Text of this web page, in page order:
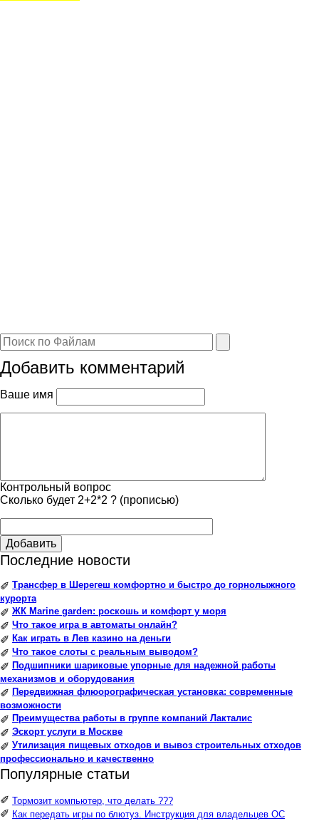
Добавить комментарий
Ваше имя
Контрольный вопрос
Сколько будет 2+2*2 ? (прописью)
Добавить
Последние новости
✐ Трансфер в Шерегеш комфортно и быстро до горнолыжного
курорта
✐ ЖК Marine garden: роскошь и комфорт у моря
✐ Что такое игра в автоматы онлайн?
✐ Как играть в Лев казино на деньги
✐ Что такое слоты с реальным выводом?
✐ Подшипники шариковые упорные для надежной работы
механизмов и оборудования
✐ Передвижная флюорографическая установка: современные
возможности
✐ Преимущества работы в группе компаний Лакталис
✐ Эскорт услуги в Москве
✐ Утилизация пищевых отходов и вывоз строительных отходов
профессионально и качественно
Популярные статьи
✐ Тормозит компьютер, что делать ???
✐ Как передать игры по блютуз. Инструкция для владельцев ОС